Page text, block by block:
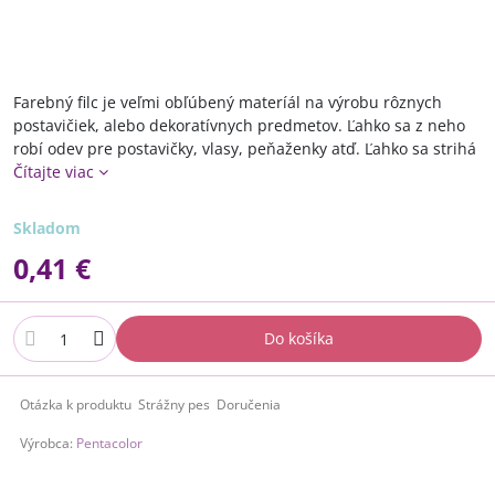
Farebný filc je veľmi obľúbený materíál na výrobu rôznych
postavičiek, alebo dekoratívnych predmetov. Ľahko sa z neho
robí odev pre postavičky, vlasy, peňaženky atď. Ľahko sa strihá
Čítajte viac
Skladom
0,41 €
Do košíka
Otázka k produktu Strážny pes Doručenia
Výrobca: Pentacolor